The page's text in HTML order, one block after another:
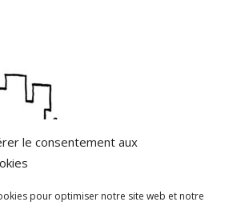
le consentement aux
pour optimiser notre site web et notre